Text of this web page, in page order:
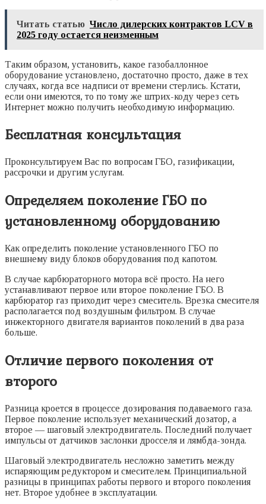
Читать статью Число дилерских контрактов LCV в
2025 году остается неизменным
Таким образом, установить, какое газобаллонное
оборудование установлено, достаточно просто, даже в тех
случаях, когда все надписи от времени стерлись. Кстати,
если они имеются, то по тому же штрих-коду через сеть
Интернет можно получить необходимую информацию.
Бесплатная консультация
Проконсультируем Вас по вопросам ГБО, газификации,
рассрочки и другим услугам.
Определяем поколение ГБО по
установленному оборудованию
Как определить поколение установленного ГБО по
внешнему виду блоков оборудования под капотом.
В случае карбюраторного мотора всё просто. На него
устанавливают первое или второе поколение ГБО. В
карбюратор газ приходит через смеситель. Врезка смесителя
располагается под воздушным фильтром. В случае
инжекторного двигателя вариантов поколений в два раза
больше.
Отличие первого поколения от
второго
Разница кроется в процессе дозирования подаваемого газа.
Первое поколение использует механический дозатор, а
второе — шаговый электродвигатель. Последний получает
импульсы от датчиков заслонки дросселя и лямбда-зонда.
Шаговый электродвигатель несложно заметить между
испаряющим редуктором и смесителем. Принципиальной
разницы в принципах работы первого и второго поколения
нет. Второе удобнее в эксплуатации.